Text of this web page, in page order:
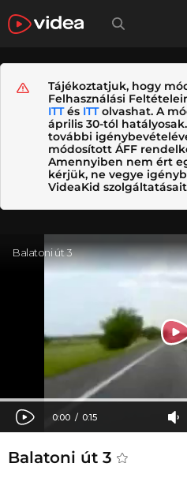
Tájékoztatjuk, hogy
Felhasználási
ITTés ITTolvashat. A
április 30-tól
további
módosított ÁFF
Amennyiben nem ért
kérjük, ne vegye
VideaKid
Balatoni út 3